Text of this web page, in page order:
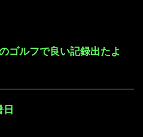
ゴルフで良い記録出たよ